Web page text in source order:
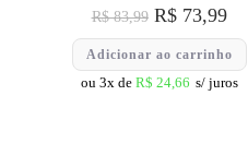
R$83,99 R$73,99
Adicionar ao carrinho
ou 3x de R$ 24,66 s/ juros